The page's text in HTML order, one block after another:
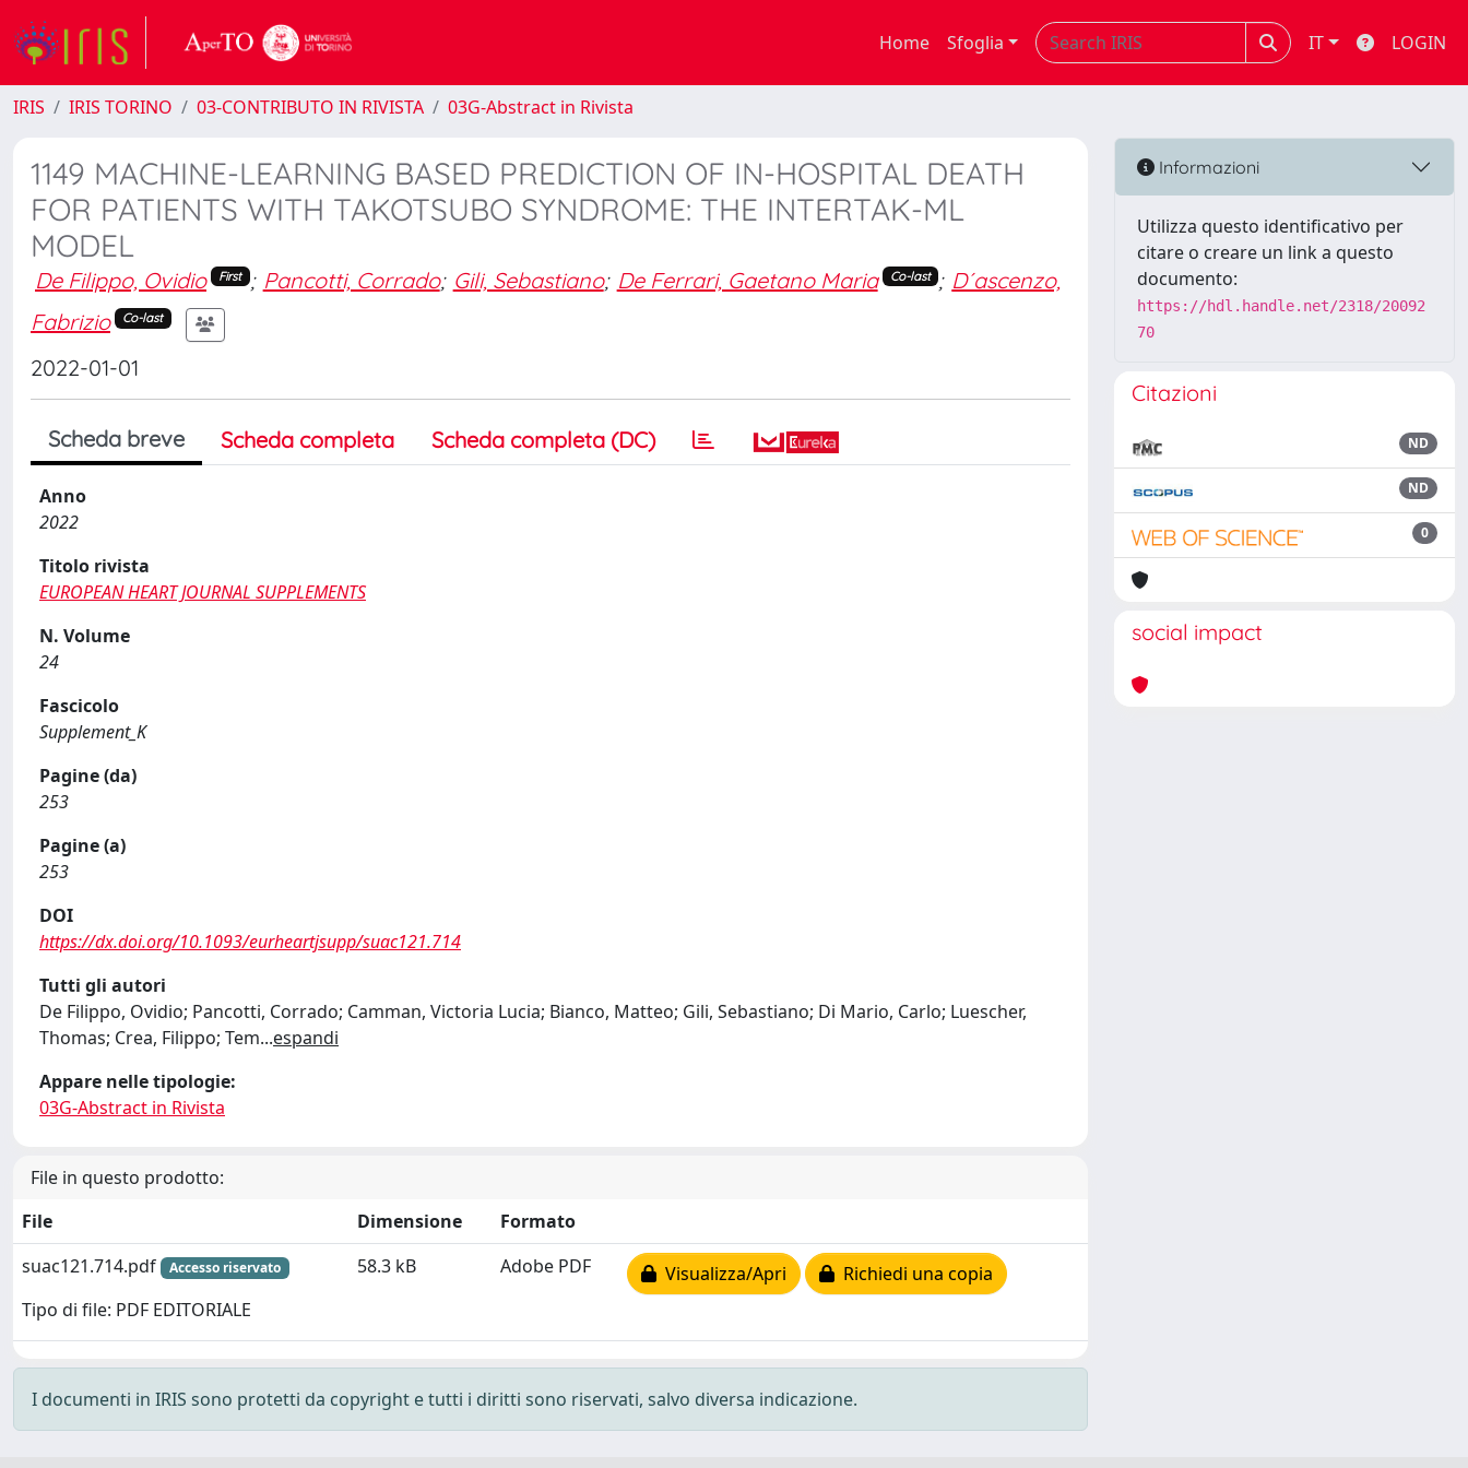
Home Sfoglia IT LOGIN
IRIS IRIS TORINO 03-CONTRIBUTO IN RIVISTA 03G-Abstract in Rivista
1149 MACHINE-LEARNING BASED PREDICTION OF IN-HOSPITAL DEATH
FOR PATIENTS WITH TAKOTSUBO SYNDROME: THE INTERTAK-ML
MODEL
De Filippo, Ovidio First ; Pancotti, Corrado; Gili, Sebastiano; De Ferrari, Gaetano Maria Co-last ; D´ascenzo,
Fabrizio
Co-last
2022-01-01
Scheda breve Scheda completa Scheda completa (DC)
Anno
2022
Titolo rivista
EUROPEAN HEART JOURNAL SUPPLEMENTS
N. Volume
24
Fascicolo
Supplement_K
Pagine (da)
253
Pagine (a)
253
DOI
https://dx.doi.org/10.1093/eurheartjsupp/suac121.714
Tutti gli autori
De Filippo, Ovidio; Pancotti, Corrado; Camman, Victoria Lucia; Bianco, Matteo; Gili, Sebastiano; Di Mario, Carlo; Luescher,
Thomas; Crea, Filippo; Tem...espandi
Appare nelle tipologie:
03G-Abstract in Rivista
File in questo prodotto:
File
Dimensione
Formato
suac121.714.pdf
Accesso riservato
Tipo di file: PDF EDITORIALE
58.3 kB Adobe PDF Visualizza/Apri Richiedi una copia
I documenti in IRIS sono protetti da copyright e tutti i diritti sono riservati, salvo diversa indicazione.
Informazioni
Utilizza questo identificativo per
citare o creare un link a questo
documento:
https://hdl.handle.net/2318/20092
70
Citazioni
ND
ND
0
social impact